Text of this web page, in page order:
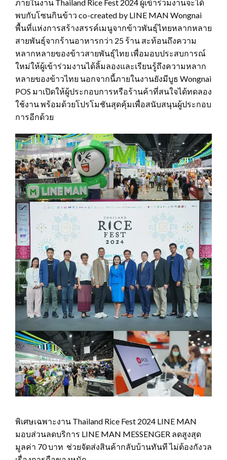
ภายในงาน Thailand Rice Fest 2024 ผู้เข้าร่วมงานจะได้
พบกับโซนกินข้าว co-created by LINE MAN Wongnai
พื้นที่แห่งการสร้างสรรค์เมนูจากข้าวพันธุ์ไทยหลากหลาย
สายพันธุ์จากร้านอาหารกว่า 25 ร้าน สะท้อนถึงความ
หลากหลายของข้าวสายพันธุ์ไทย เพื่อมอบประสบการณ์
ใหม่ให้ผู้เข้าร่วมงานได้ลิ้มลองและเรียนรู้ถึงความหลาก
หลายของข้าวไทย นอกจากนี้ภายในงานยังมีบูธ Wongnai
POS มาเปิดให้ผู้ประกอบการหรือร้านค้าที่สนใจได้ทดลอง
ใช้งาน พร้อมด้วยโปรโมชันสุดคุ้มเพื่อสนับสนุนผู้ประกอบ
การอีกด้วย
พิเศษเฉพาะงาน Thailand Rice Fest 2024 LINE MAN
มอบส่วนลดบริการ LINE MAN MESSENGER ลดสูงสุด
มูลค่า 70 บาท ช่วยจัดส่งสินค้ากลับบ้านทันที ไม่ต้องกังวล